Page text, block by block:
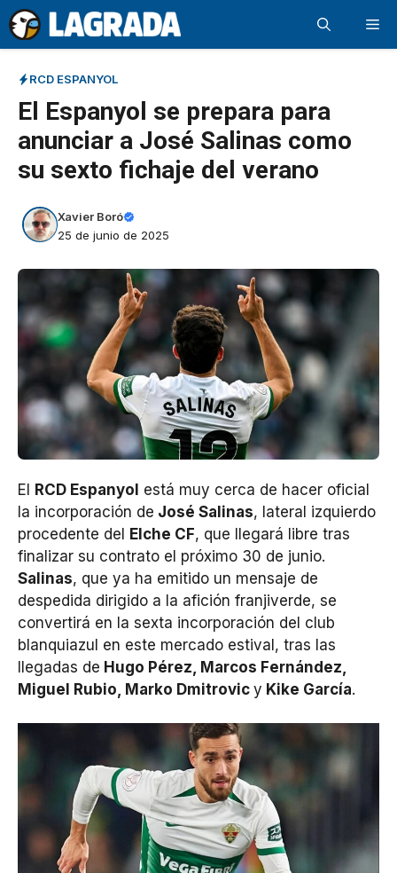
Saltar
al
contenido
RCD ESPANYOL
El Espanyol se prepara para
anunciar a José Salinas como
su sexto fichaje del verano
Xavier Boró
25 de junio de 2025
El RCD Espanyol está muy cerca de hacer oficial
la incorporación de José Salinas, lateral izquierdo
procedente del Elche CF, que llegará libre tras
finalizar su contrato el próximo 30 de junio.
Salinas, que ya ha emitido un mensaje de
despedida dirigido a la afición franjiverde, se
convertirá en la sexta incorporación del club
blanquiazul en este mercado estival, tras las
llegadas de Hugo Pérez, Marcos Fernández,
Miguel Rubio, Marko Dmitrovic y Kike García.